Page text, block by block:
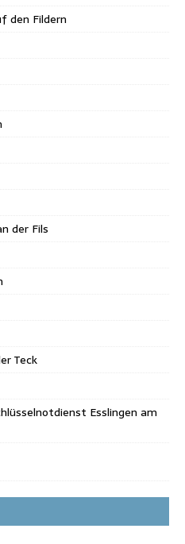
den Fildern
der Fils
Teck
Esslingen am